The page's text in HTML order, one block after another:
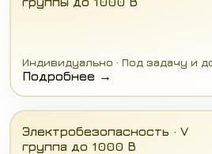
Индивидуально · Под задачу и
Подробнее →
Электробезопасность · V
группа до 1000 В